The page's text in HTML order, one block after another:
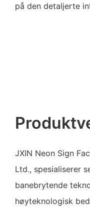
på den detaljerte
JXIN Neon Sign
Ltd., spesialiserer
banebrytende
høyteknologisk